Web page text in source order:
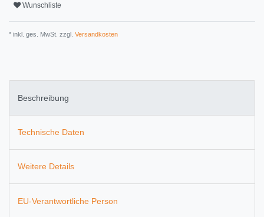
Wunschliste
* inkl. ges. MwSt. zzgl. Versandkosten
Beschreibung
Technische Daten
Weitere Details
EU-Verantwortliche Person